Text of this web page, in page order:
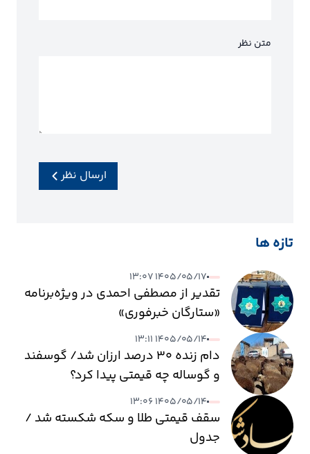
متن نظر
ارسال نظر
تازه ها
۱۴۰۵/۰۵/۱۷ ۱۳:۰۷
تقدیر از مصطفی احمدی در ویژه‌برنامه
«ستارگان خبرفوری»
۱۴۰۵/۰۵/۱۴ ۱۳:۱۱
دام زنده ۳۰ درصد ارزان شد/ گوسفند
و گوساله چه قیمتی پیدا کرد؟
۱۴۰۵/۰۵/۱۴ ۱۳:۰۶
سقف قیمتی طلا و سکه شکسته شد /
جدول